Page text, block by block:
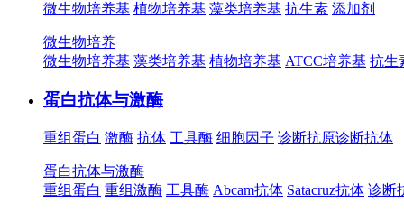
微生物培养基 植物培养基 藻类培养基 抗生素 添加剂
微生物培养
微生物培养基 藻类培养基 植物培养基 ATCC培养基 抗生
蛋白抗体与激酶
重组蛋白 激酶 抗体 工具酶 细胞因子 诊断抗原诊断抗体
蛋白抗体与激酶
重组蛋白 重组激酶 工具酶 Abcam抗体 Satacruz抗体 诊断